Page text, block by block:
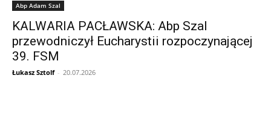
Abp Adam Szal
KALWARIA PACŁAWSKA: Abp Szal
przewodniczył Eucharystii rozpoczynającej
39. FSM
Łukasz Sztolf - 20.07.2026